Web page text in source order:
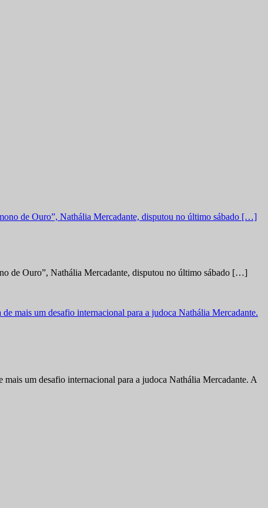
de Ouro”, Nathália Mercadante, disputou no último sábado […]
um desafio internacional para a judoca Nathália Mercadante. A